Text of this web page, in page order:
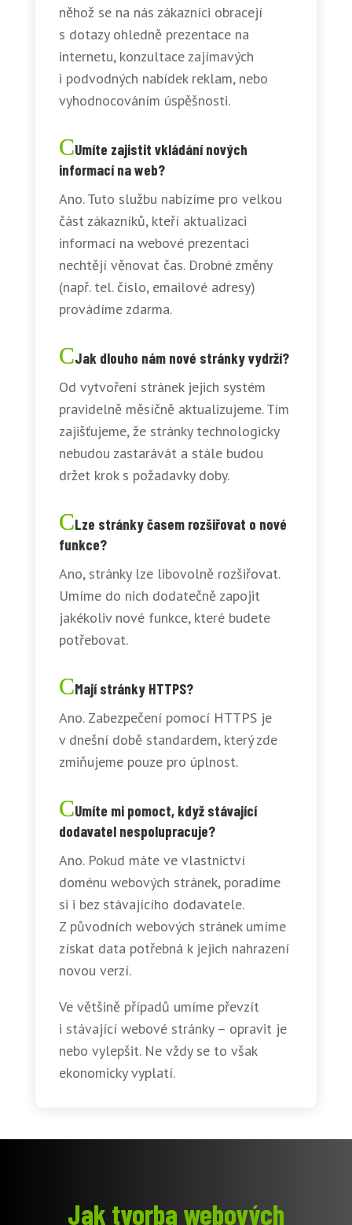
něhož se na nás zákazníci obracejí
s dotazy ohledně prezentace na
internetu, konzultace zajímavých
i podvodných nabídek reklam, nebo
vyhodnocováním úspěšnosti.
Umíte zajistit vkládání nových
informací na web?
Ano. Tuto službu nabízíme pro velkou
část zákazníků, kteří aktualizaci
informací na webové prezentaci
nechtějí věnovat čas. Drobné změny
(např. tel. číslo, emailové adresy)
provádíme zdarma.
Jak dlouho nám nové stránky vydrží?
Od vytvoření stránek jejich systém
pravidelně měsíčně aktualizujeme. Tím
zajišťujeme, že stránky technologicky
nebudou zastarávát a stále budou
držet krok s požadavky doby.
Lze stránky časem rozšiřovat o nové
funkce?
Ano, stránky lze libovolně rozšiřovat.
Umíme do nich dodatečně zapojit
jakékoliv nové funkce, které budete
potřebovat.
Mají stránky HTTPS?
Ano. Zabezpečení pomocí HTTPS je
v dnešní době standardem, který zde
zmiňujeme pouze pro úplnost.
Umíte mi pomoct, když stávající
dodavatel nespolupracuje?
Ano. Pokud máte ve vlastnictví
doménu webových stránek, poradíme
si i bez stávajícího dodavatele.
Z původních webových stránek umíme
získat data potřebná k jejich nahrazení
novou verzí.
Ve většině případů umíme převzít
i stávající webové stránky – opravit je
nebo vylepšit. Ne vždy se to však
ekonomicky vyplatí.
Jak tvorba webových